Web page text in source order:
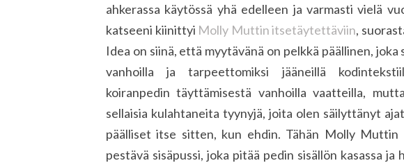
ahkerassa käytössä yhä edelleen ja varmasti vielä
katseeni kiinittyi Molly Muttin itsetäytettäviin,
Idea on siinä, että myytävänä on pelkkä päällinen,
vanhoilla ja tarpeettomiksi jääneillä
koiranpedin täyttämisestä vanhoilla vaatteilla,
sellaisia kulahtaneita tyynyjä, joita olen säilyttänyt
päälliset itse sitten, kun ehdin. Tähän Molly Muttin
pestävä sisäpussi, joka pitää pedin sisällön kasassa